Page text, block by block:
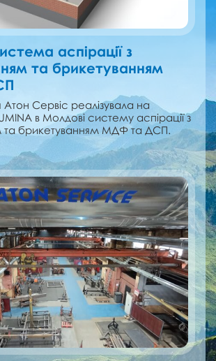
аспірації з
та брикетуванням
Атон Сервіс реалізувала на
в Молдові cистему аспірації з
та брикетуванням МДФ та ДСП.